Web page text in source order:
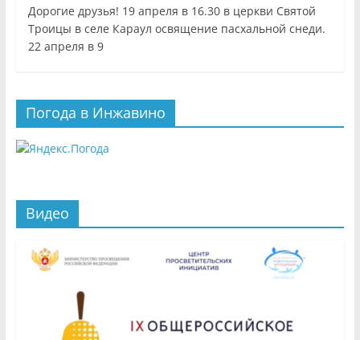
Дорогие друзья! 19 апреля в 16.30 в церкви Святой
Троицы в селе Караул освящение пасхальной снеди.
22 апреля в 9
Погода в Инжавино
Видео